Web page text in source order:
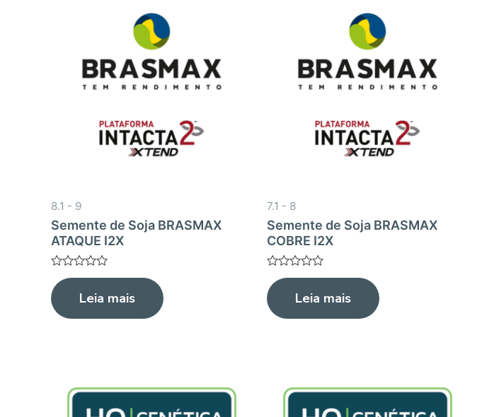
8.1 - 9
Semente de Soja BRASMAX
ATAQUE I2X
Avaliação
0
de
5
Leia mais
7.1 - 8
Semente de Soja BRASMAX
COBRE I2X
Avaliação
0
de
5
Leia mais